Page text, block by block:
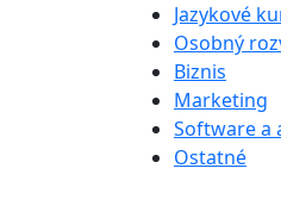
Jazykové
Osobný
Biznis
Marketing
Software a
Ostatné